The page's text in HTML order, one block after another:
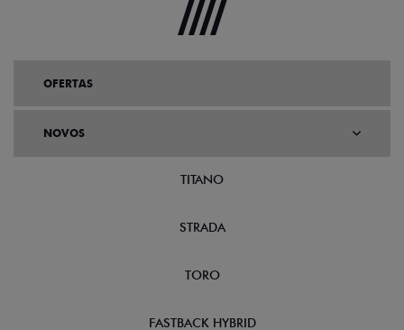
OFERTAS
NOVOS
TITANO
STRADA
TORO
FASTBACK HYBRID